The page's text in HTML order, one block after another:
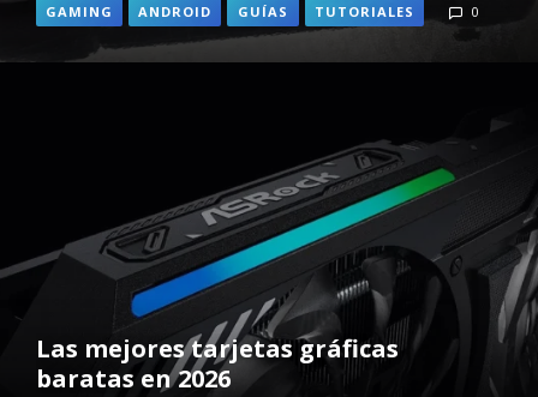
GAMING ANDROID GUÍAS TUTORIALES 0
Las mejores tarjetas gráficas
baratas en 2026